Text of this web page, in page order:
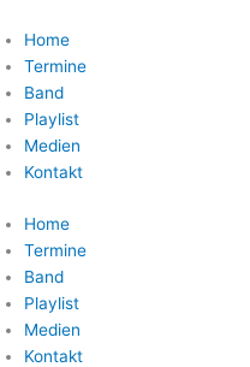
Inhalt
springen
Home
Termine
Band
Playlist
Medien
Kontakt
Home
Termine
Band
Playlist
Medien
Kontakt